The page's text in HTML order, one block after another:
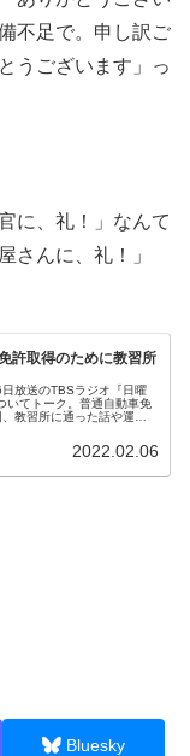
不足で。申し訳ご
うございます」っ
に、礼！」なんて
さんに、礼！」
許取得のために教習所
放送のTBSラジオ『日曜
いてトーク。普通自動車免
教習所に通った話や運転
2022.02.06
Bluesky